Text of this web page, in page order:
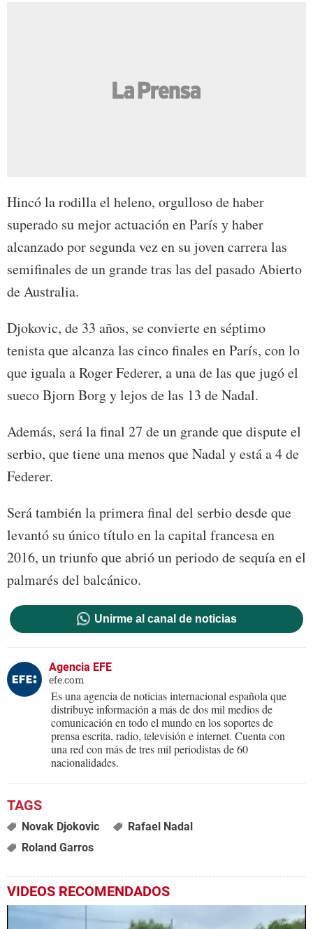
Hincó la rodilla el heleno, orgulloso de haber
superado su mejor actuación en París y haber
alcanzado por segunda vez en su joven carrera las
semifinales de un grande tras las del pasado Abierto
de Australia.
Djokovic, de 33 años, se convierte en séptimo
tenista que alcanza las cinco finales en París, con lo
que iguala a Roger Federer, a una de las que jugó el
sueco Bjorn Borg y lejos de las 13 de Nadal.
Además, será la final 27 de un grande que dispute el
serbio, que tiene una menos que Nadal y está a 4 de
Federer.
Será también la primera final del serbio desde que
levantó su único título en la capital francesa en
2016, un triunfo que abrió un periodo de sequía en el
palmarés del balcánico.
Unirme al canal de noticias
Agencia EFE
efe.com
Es una agencia de noticias internacional española que
distribuye información a más de dos mil medios de
comunicación en todo el mundo en los soportes de
prensa escrita, radio, televisión e internet. Cuenta con
una red con más de tres mil periodistas de 60
nacionalidades.
Novak Djokovic
Rafael Nadal
Roland Garros
VIDEOS RECOMENDADOS